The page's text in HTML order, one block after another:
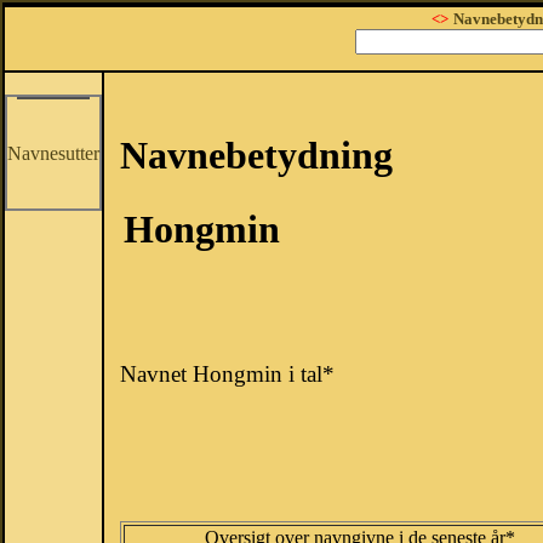
<>
Navnesutter
Navnebetydning
Hongmin
Navnet Hongmin i tal*
Oversigt over navngivne i de seneste år*